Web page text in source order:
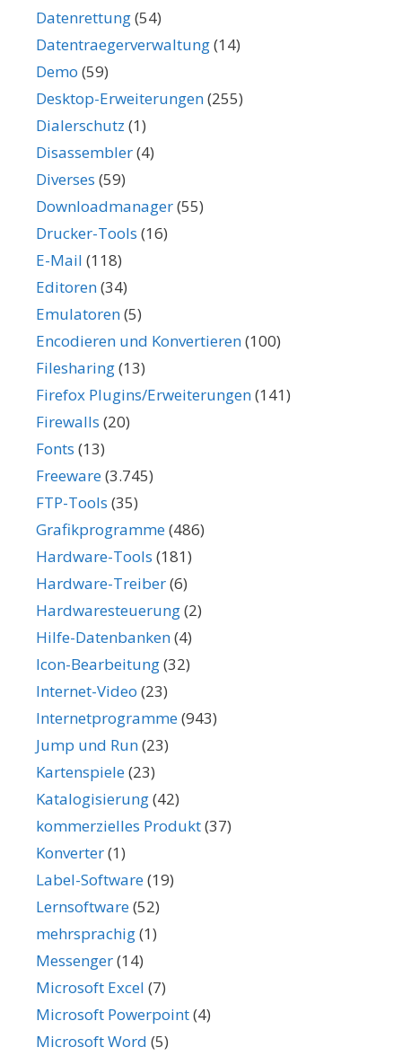
Datenrettung(54)
Datentraegerverwaltung(14)
Demo (59)
Desktop-Erweiterungen(255)
Dialerschutz (1)
Disassembler(4)
Diverses (59)
Downloadmanager(55)
Drucker-Tools (16)
E-Mail (118)
Editoren(34)
Emulatoren(5)
Encodieren und Konvertieren(100)
Filesharing(13)
Firefox Plugins/Erweiterungen(141)
Firewalls (20)
Fonts (13)
Freeware(3.745)
FTP-Tools (35)
Grafikprogramme(486)
Hardware-Tools (181)
Hardware-Treiber(6)
Hardwaresteuerung(2)
Hilfe-Datenbanken(4)
Icon-Bearbeitung(32)
Internet-Video (23)
Internetprogramme(943)
Jump und Run(23)
Kartenspiele(23)
Katalogisierung(42)
kommerzielles Produkt(37)
Konverter(1)
Label-Software(19)
Lernsoftware(52)
mehrsprachig(1)
Messenger(14)
Microsoft Excel (7)
Microsoft Powerpoint(4)
Microsoft Word (5)